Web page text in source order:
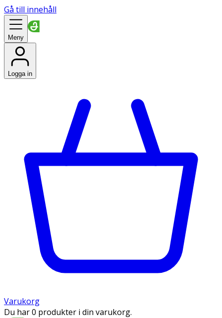
Gå till innehåll
Meny
Logga in
Varukorg
Du har 0 produkter i din varukorg.